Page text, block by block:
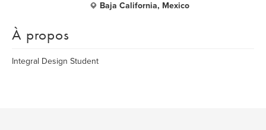
Baja California, Mexico
À propos
Integral Design Student